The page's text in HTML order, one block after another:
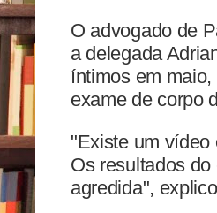
O advogado de
a delegada
íntimos em
exame de corpo
"Existe um vídeo
Os resultados
agredida",